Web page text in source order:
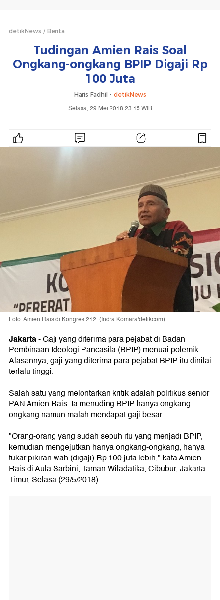
detikNews Berita
Tudingan Amien Rais Soal
Ongkang-ongkang BPIP Digaji Rp
100 Juta
Haris Fadhil - detikNews
Selasa, 29 Mei 2018 23:15 WIB
Foto: Amien Rais di Kongres 212. (Indra Komara/detikcom).
Jakarta-Gaji yang diterima para pejabat di Badan
Pembinaan Ideologi Pancasila (BPIP) menuai polemik.
Alasannya, gaji yang diterima para pejabat BPIP itu dinilai
terlalu tinggi.
Salah satu yang melontarkan kritik adalah politikus senior
PAN Amien Rais. Ia menuding BPIP hanya ongkang-
ongkang namun malah mendapat gaji besar.
"Orang-orang yang sudah sepuh itu yang menjadi BPIP,
kemudian mengejutkan hanya ongkang-ongkang, hanya
tukar pikiran wah (digaji) Rp 100 juta lebih," kata Amien
Rais di Aula Sarbini, Taman Wiladatika, Cibubur, Jakarta
Timur, Selasa (29/5/2018).